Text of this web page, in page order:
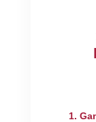
1.